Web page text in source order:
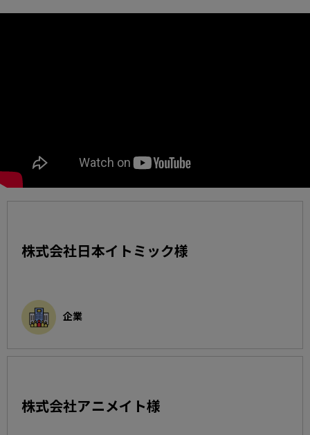
株式会社日本イトミック様
企業
株式会社アニメイト様